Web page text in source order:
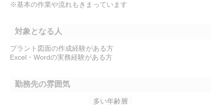
※基本の作業や流れもきまっています
対象となる人
プラント図面の作成経験がある方
Excel・Wordの実務経験がある方
勤務先の雰囲気
多い年齢層